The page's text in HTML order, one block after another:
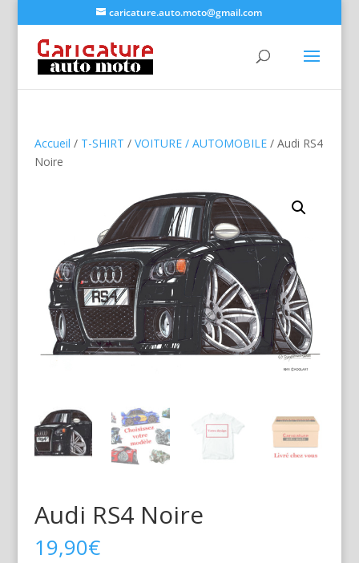
caricature.auto.moto@gmail.com
Accueil / T-SHIRT / VOITURE / AUTOMOBILE/ Audi RS4
Noire
Audi RS4 Noire
19,90€